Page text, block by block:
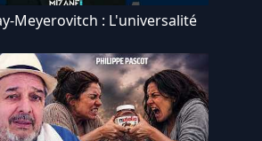
Meyerovitch : L'universalité